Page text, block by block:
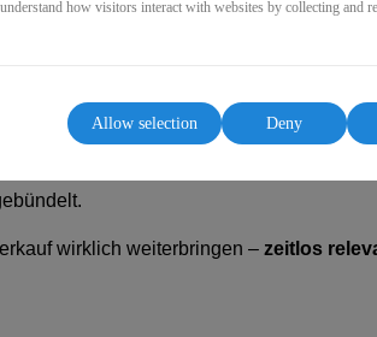
auf Flughöhe! 🚀
Power entscheidet darüber, ob Bräute
haben wir für dich die
wirklich weiterbringen – zeitlos
how visitors interact with websites by collecting and
Allow selection Deny